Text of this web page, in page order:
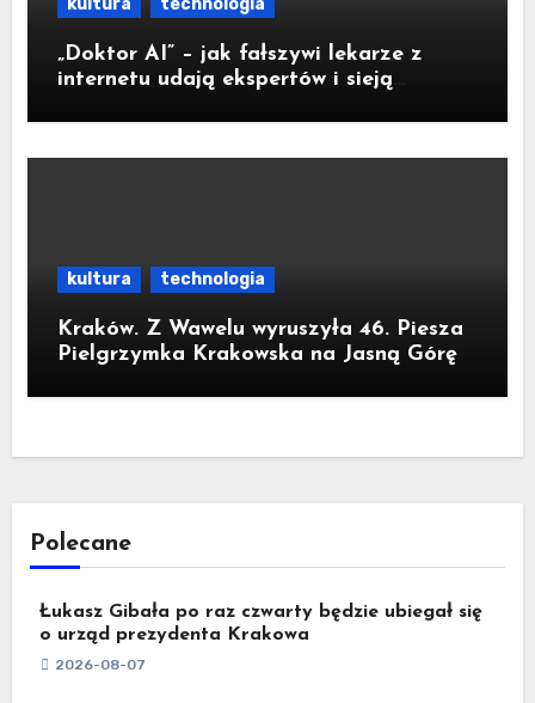
kultura technologia
„Doktor AI” – jak fałszywi lekarze z
internetu udają ekspertów i sieją
kultura technologia
Kraków. Z Wawelu wyruszyła 46. Piesza
Pielgrzymka Krakowska na Jasną Górę
Polecane
Łukasz Gibała po raz czwarty będzie ubiegał się
o urząd prezydenta Krakowa
2026-08-07